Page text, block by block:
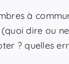
à
dire ou
? quelles